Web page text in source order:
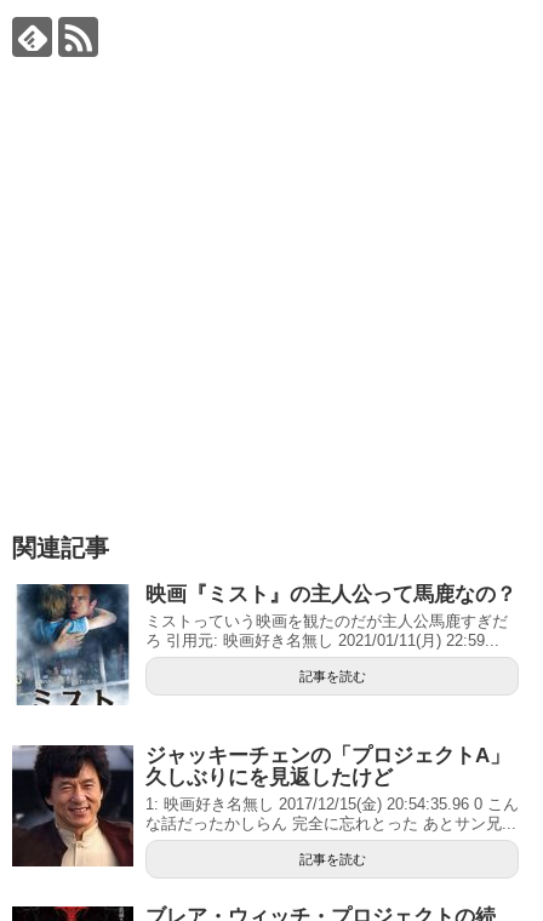
関連記事
映画『ミスト』の主人公って馬鹿なの？
ミストっていう映画を観たのだが主人公馬鹿すぎだ
ろ 引用元: 映画好き名無し 2021/01/11(月) 22:59...
記事を読む
ジャッキーチェンの「プロジェクトA」
久しぶりにを見返したけど
1: 映画好き名無し 2017/12/15(金) 20:54:35.96 0 こん
な話だったかしらん 完全に忘れとった あとサン兄...
記事を読む